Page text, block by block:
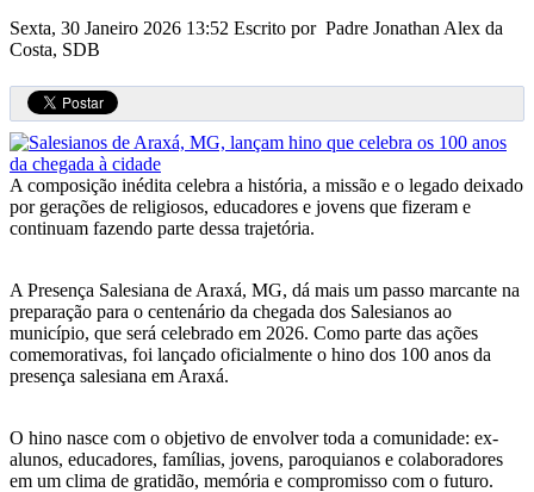
Sexta, 30 Janeiro 2026 13:52 Escrito por Padre Jonathan Alex da
Costa, SDB
A composição inédita celebra a história, a missão e o legado deixado
por gerações de religiosos, educadores e jovens que fizeram e
continuam fazendo parte dessa trajetória.
A Presença Salesiana de Araxá, MG, dá mais um passo marcante na
preparação para o centenário da chegada dos Salesianos ao
município, que será celebrado em 2026. Como parte das ações
comemorativas, foi lançado oficialmente o hino dos 100 anos da
presença salesiana em Araxá.
O hino nasce com o objetivo de envolver toda a comunidade: ex-
alunos, educadores, famílias, jovens, paroquianos e colaboradores
em um clima de gratidão, memória e compromisso com o futuro.